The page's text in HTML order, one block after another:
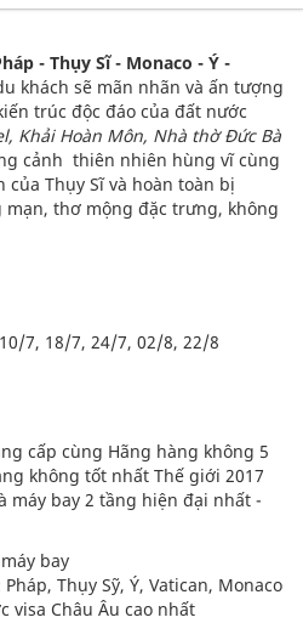
- Thụy Sĩ - Monaco - Ý -
khách sẽ mãn nhãn và ấn tượng
trúc độc đáo của đất nước
Khải Hoàn Môn, Nhà thờ Đức Bà
cảnh thiên nhiên hùng vĩ cùng
Thụy Sĩ và hoàn toàn bị
thơ mộng đặc trưng, không
7, 18/7, 24/7, 02/8, 22/8
cấp cùng Hãng hàng không 5
không tốt nhất Thế giới 2017
máy bay 2 tầng hiện đại nhất -
bay
Thụy Sỹ, Ý, Vatican, Monaco
visa Châu Âu cao nhất